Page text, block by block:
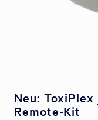
Neu:
Remote-Kit